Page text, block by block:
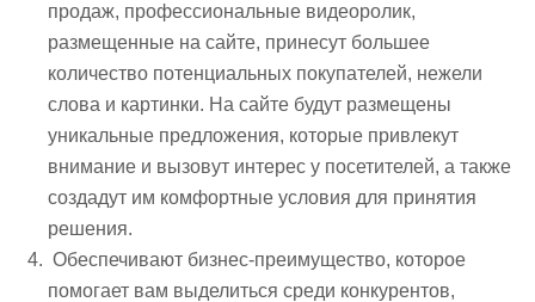
продаж, профессиональные видеоролик,
размещенные на сайте, принесут большее
количество потенциальных покупателей, нежели
слова и картинки. На сайте будут размещены
уникальные предложения, которые привлекут
внимание и вызовут интерес у посетителей, а также
создадут им комфортные условия для принятия
решения.
Обеспечивают бизнес-преимущество, которое
помогает вам выделиться среди конкурентов,